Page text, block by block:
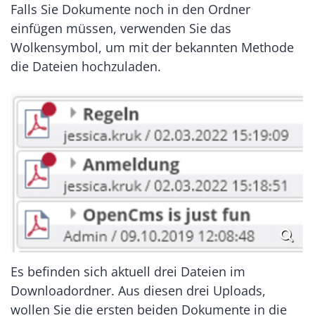
Falls Sie Dokumente noch in den Ordner
einfügen müssen, verwenden Sie das
Wolkensymbol, um mit der bekannten Methode
die Dateien hochzuladen.
Es befinden sich aktuell drei Dateien im
Downloadordner. Aus diesen drei Uploads,
wollen Sie die ersten beiden Dokumente in die